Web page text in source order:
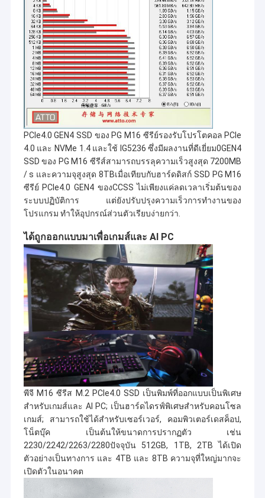
PCIe4.0 GEN4 SSD ของ PG M16 ซีรีย์รองรับโปรโตคอล PCIe
4.0 และ NVMe 1.4 และใช้ IG5236 ซึ่งมีผลงานที่ดีเยี่ยม0GEN4
SSD ของ PG M16 ซีรีส์สามารถบรรลุความเร็วสูงสุด 7200MB
/ s และความจุสูงสุด 8TBเมื่อเทียบกับฮาร์ดดิสก์ SSD PG M16
ซีรีย์ PCIe4.0 GEN4 ของCCSS ไม่เพียงแค่ลดเวลาเริ่มต้นของ
ระบบปฏิบัติการ แต่ยังปรับปรุงความเร็วการทํางานของ
โปรแกรม ทําให้อุปกรณ์ส่วนตัวเรียบง่ายกว่า.
ได้ถูกออกแบบมาเพื่อเกมส์และ AI PC
พีจี M16 ซีรีส M.2 PCIe4.0 SSD เป็นพิมพ์ที่ออกแบบเป็นพิเศษ
สําหรับเกมส์และ AI PC; เป็นฮาร์ดไดรฟ์พิเศษสําหรับคอนโซล
เกมส์; สามารถใช้ได้สําหรับเซอร์เวอร์, คอมพิวเตอร์เดสค็อป,
โน็ตบุ๊ค เป็นต้นให้ขนาดการปรากฏตัว เช่น
2230/2242/2263/2280ปัจจุบัน 512GB, 1TB, 2TB ได้เปิด
ตัวอย่างเป็นทางการ และ 4TB และ 8TB ความจุที่ใหญ่มากจะ
เปิดตัวในอนาคต